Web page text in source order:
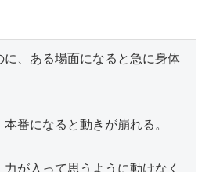
、ある場面になると急に身体
番になると動きが崩れる。
が入って思うように動けなく